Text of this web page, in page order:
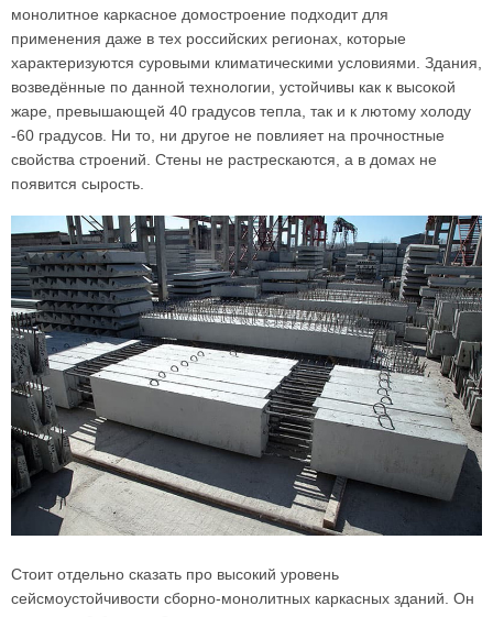
монолитное каркасное домостроение подходит для
применения даже в тех российских регионах, которые
характеризуются суровыми климатическими условиями. Здания,
возведённые по данной технологии, устойчивы как к высокой
жаре, превышающей 40 градусов тепла, так и к лютому холоду
-60 градусов. Ни то, ни другое не повлияет на прочностные
свойства строений. Стены не растрескаются, а в домах не
появится сырость.
Стоит отдельно сказать про высокий уровень
сейсмоустойчивости сборно-монолитных каркасных зданий. Он